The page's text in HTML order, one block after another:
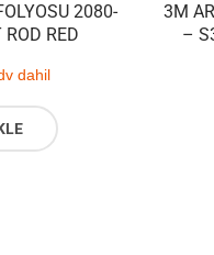
2080-
RED
dahil
3M
–